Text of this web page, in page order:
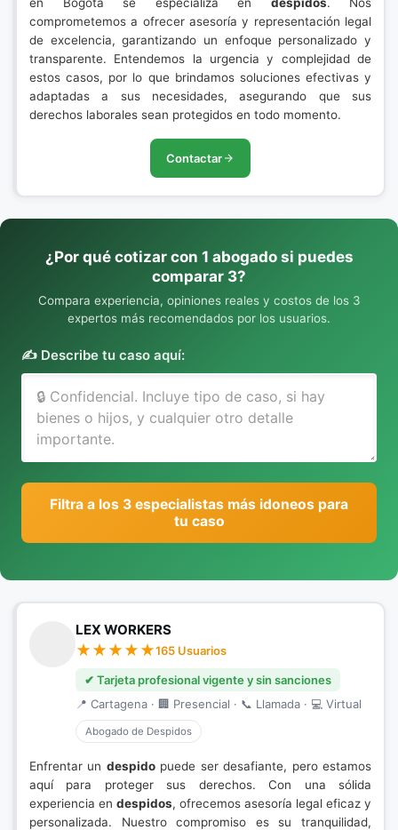
comprometemos a ofrecer asesoría y representación legal
de excelencia, garantizando un enfoque personalizado y
transparente. Entendemos la urgencia y complejidad de
estos casos, por lo que brindamos soluciones efectivas y
adaptadas a sus necesidades, asegurando que sus
derechos laborales sean protegidos en todo momento.
Contactar
¿Por qué cotizar con 1 abogado si puedes
comparar 3?
Compara experiencia, opiniones reales y costos de los 3
expertos más recomendados por los usuarios.
✍️ Describe tu caso aquí:
Filtra a los 3 especialistas más idoneos para
tu caso
LEX WORKERS
165 Usuarios
✔ Tarjeta profesional vigente y sin sanciones
📍 Cartagena · 🏢 Presencial · 📞 Llamada · 💻 Virtual
Abogado de Despidos
Enfrentar un despidopuede ser desafiante, pero estamos
aquí para proteger sus derechos. Con una sólida
experiencia en despidos, ofrecemos asesoría legal eficaz y
personalizada. Nuestro compromiso es su tranquilidad,